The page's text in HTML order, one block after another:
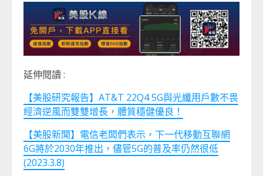
延伸閱讀 :
【美股研究報告】AT&T 22Q4 5G與光纖用戶數不畏
經濟逆風而雙雙增長，體質穩健優良！
【美股新聞】電信老闆們表示，下一代移動互聯網
6G將於2030年推出，儘管5G的普及率仍然很低
(2023.3.8)